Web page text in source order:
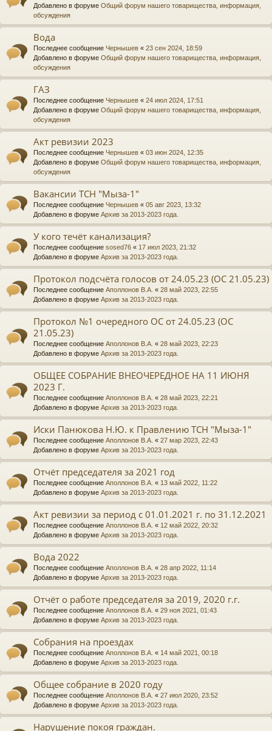
Добавлено в форуме Общий форум нашего товарищества, информация,
обсуждения
Вода
Последнее сообщение Чернышев « 23 сен 2024, 18:59
Добавлено в форуме Общий форум нашего товарищества, информация,
обсуждения
ГАЗ
Последнее сообщение Чернышев « 24 июл 2024, 17:51
Добавлено в форуме Общий форум нашего товарищества, информация,
обсуждения
Акт ревизии 2023
Последнее сообщение Чернышев « 03 июн 2024, 12:35
Добавлено в форуме Общий форум нашего товарищества, информация,
обсуждения
Вакансии ТСН "Мыза-1"
Последнее сообщение Чернышев « 05 авг 2023, 13:32
Добавлено в форуме Архив за 2013-2023 года.
У кого течёт канализация?
Последнее сообщение sosed76 « 17 июл 2023, 21:32
Добавлено в форуме Архив за 2013-2023 года.
Протокол подсчёта голосов от 24.05.23 (ОС 21.05.23)
Последнее сообщение Аполлонов В.А. « 28 май 2023, 22:55
Добавлено в форуме Архив за 2013-2023 года.
Протокол №1 очередного ОС от 24.05.23 (ОС
21.05.23)
Последнее сообщение Аполлонов В.А. « 28 май 2023, 22:23
Добавлено в форуме Архив за 2013-2023 года.
ОБЩЕЕ СОБРАНИЕ ВНЕОЧЕРЕДНОЕ НА 11 ИЮНЯ
2023 Г.
Последнее сообщение Аполлонов В.А. « 28 май 2023, 22:21
Добавлено в форуме Архив за 2013-2023 года.
Иски Панюкова Н.Ю. к Правлению ТСН "Мыза-1"
Последнее сообщение Аполлонов В.А. « 27 мар 2023, 22:43
Добавлено в форуме Архив за 2013-2023 года.
Отчёт председателя за 2021 год
Последнее сообщение Аполлонов В.А. « 13 май 2022, 11:22
Добавлено в форуме Архив за 2013-2023 года.
Акт ревизии за период с 01.01.2021 г. по 31.12.2021
Последнее сообщение Аполлонов В.А. « 12 май 2022, 20:32
Добавлено в форуме Архив за 2013-2023 года.
Вода 2022
Последнее сообщение Аполлонов В.А. « 28 апр 2022, 11:14
Добавлено в форуме Архив за 2013-2023 года.
Отчёт о работе председателя за 2019, 2020 г.г.
Последнее сообщение Аполлонов В.А. « 29 ноя 2021, 01:43
Добавлено в форуме Архив за 2013-2023 года.
Собрания на проездах
Последнее сообщение Аполлонов В.А. « 14 май 2021, 00:18
Добавлено в форуме Архив за 2013-2023 года.
Общее собрание в 2020 году
Последнее сообщение Аполлонов В.А. « 27 июл 2020, 23:52
Добавлено в форуме Архив за 2013-2023 года.
Нарушение покоя граждан.